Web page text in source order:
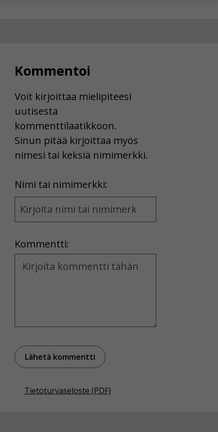
Kommentoi
Voit kirjoittaa mielipiteesi
uutisesta
kommenttilaatikkoon.
Sinun pitää kirjoittaa myös
nimesi tai keksiä nimimerkki.
Nimi tai nimimerkki:
Name
and
Kommentti:
Kommentti
Tietoturvaseloste (PDF)